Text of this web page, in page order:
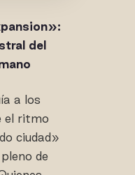
del
a los
el ritmo
ciudad»
de